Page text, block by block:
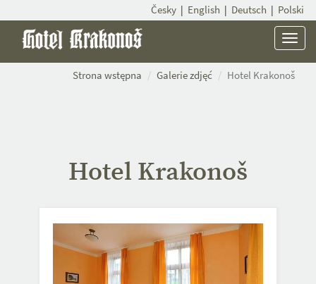
Česky | English | Deutsch | Polski
Menu
Strona wstępna Galerie zdjęć Hotel Krakonoš
Hotel Krakonoš